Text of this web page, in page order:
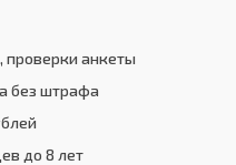
проверки анкеты
без штрафа
до 8 лет